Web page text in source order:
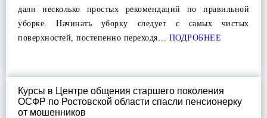
дали несколько простых рекомендаций по правильной
уборке. Начинать уборку следует с самых чистых
поверхностей, постепенно переходя… ПОДРОБНЕЕ
Курсы в Центре общения старшего поколения
ОСФР по Ростовской области спасли пенсионерку
от мошенников